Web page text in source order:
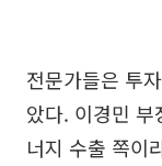
전문가들은 투
았다. 이경민 부
너지 수출 쪽이